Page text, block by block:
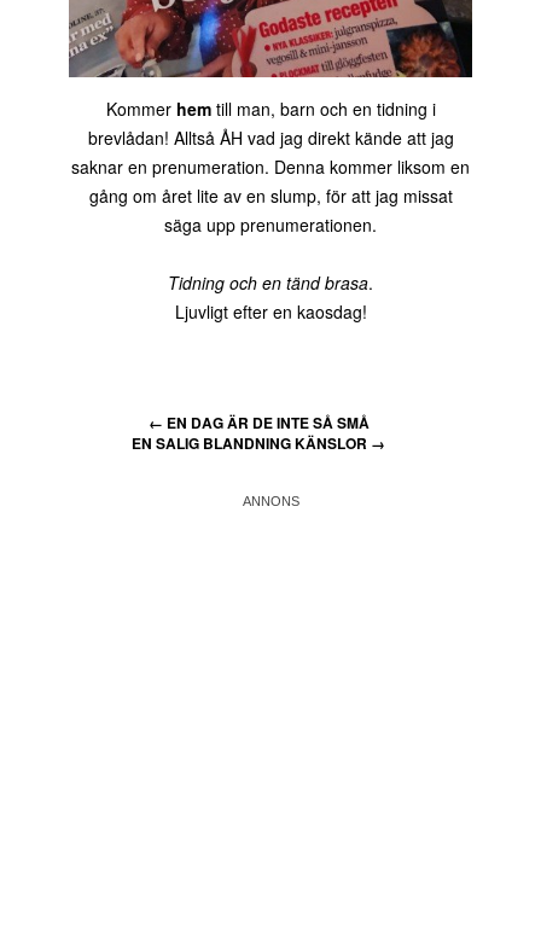
Kommer hemtill man, barn och en tidning i
brevlådan! Alltså ÅH vad jag direkt kände att jag
saknar en prenumeration. Denna kommer liksom en
gång om året lite av en slump, för att jag missat
säga upp prenumerationen.
Tidning och en tänd brasa.
Ljuvligt efter en kaosdag!
← EN DAG ÄR DE INTE SÅ SMÅ
EN SALIG BLANDNING KÄNSLOR →